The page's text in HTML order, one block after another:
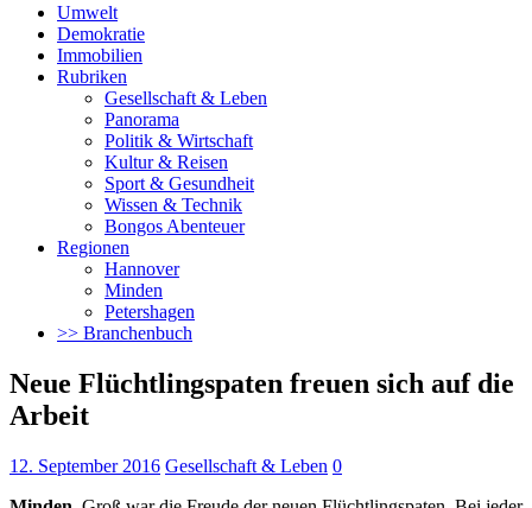
Umwelt
Demokratie
Immobilien
Rubriken
Gesellschaft & Leben
Panorama
Politik & Wirtschaft
Kultur & Reisen
Sport & Gesundheit
Wissen & Technik
Bongos Abenteuer
Regionen
Hannover
Minden
Petershagen
>> Branchenbuch
Neue Flüchtlingspaten freuen sich auf die
Arbeit
12. September 2016 Gesellschaft & Leben 0